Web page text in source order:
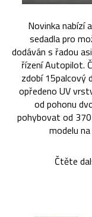
Novinka nabízí
sedadla pro
dodáván s řadou
řízení Autopilot.
zdobí 15palcový
opředeno UV
od pohonu
pohybovat od
modelu
Čtěte